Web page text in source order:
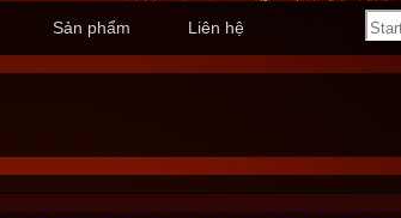
Sản phẩm Liên hệ